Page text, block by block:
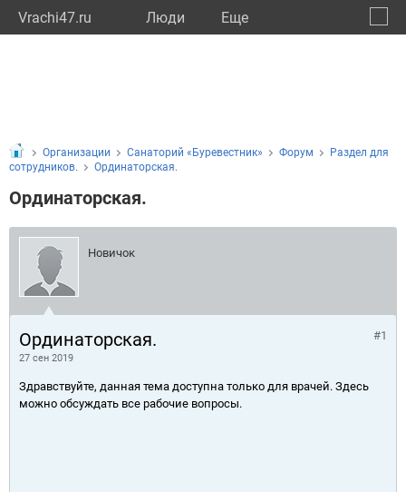
Vrachi47.ru Люди Eще
Организации Санаторий «Буревестник» Форум
Раздел для
сотрудников.
Ординаторская.
Ординаторская.
Новичок
Ординаторская.
27 сен 2019
#1
Здравствуйте, данная тема доступна только для врачей. Здесь
можно обсуждать все рабочие вопросы.